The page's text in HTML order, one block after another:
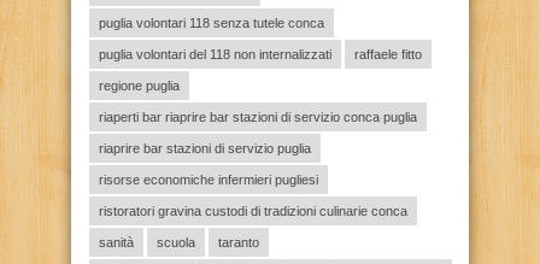
puglia volontari 118 senza tutele conca
puglia volontari del 118 non internalizzati raffaele fitto
regione puglia
riaperti bar riaprire bar stazioni di servizio conca puglia
riaprire bar stazioni di servizio puglia
risorse economiche infermieri pugliesi
ristoratori gravina custodi di tradizioni culinarie conca
sanità scuola taranto